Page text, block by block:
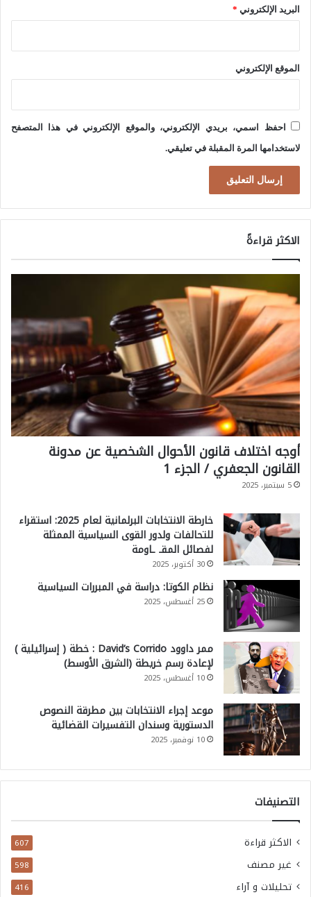
ا
ت
ا
ج
ع
ش
ر
ع
و
م
ق
و
ل
ي
ة
ا
ل
س
ا
س
ي
و
ا
ن
ق
ا
د
(
ا
ل
س
ا
ئ
ل
ي
)
البريد الإلكتروني *
الموقع الإلكتروني
احفظ اسمي، بريدي الإلكتروني، والموقع الإلكتروني في هذا المتصفح
لاستخدامها المرة المقبلة في تعليقي.
الاكثر قراءةً
أوجه اختلاف قانون الأحوال الشخصية عن مدونة
القانون الجعفري / الجزء 1
5 سبتمبر، 2025
خارطة الانتخابات البرلمانية لعام 2025: استقراء
للتحالفات ولدور القوى السياسية الممثلة
لفصائل المقـ ـاومة
30 أكتوبر، 2025
نظام الكوتا: دراسة في المبررات السياسية
25 أغسطس، 2025
ممر داوود David’s Corrido : خطة ( إسرائيلية )
لإعادة رسم خريطة (الشرق الأوسط)
10 أغسطس، 2025
موعد إجراء الانتخابات بين مطرقة النصوص
الدستورية وسندان التفسيرات القضائية
10 نوفمبر، 2025
التصنيفات
الاكثر قراءة 607
غير مصنف 598
تحليلات و آراء 416